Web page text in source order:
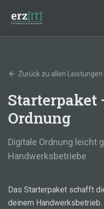
Zurück zu allen Leistungen
Starterpaket
Ordnung
Digitale Ordnung leicht
Handwerksbetriebe
Das Starterpaket schafft
deinem